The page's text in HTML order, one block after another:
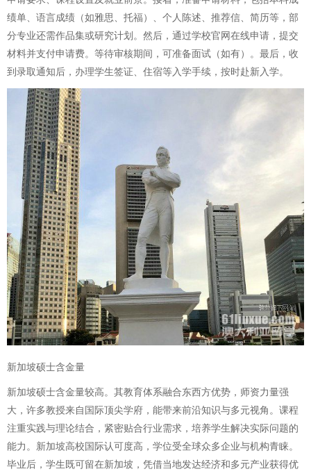
绩单、语言成绩（如雅思、托福）、个人陈述、推荐信、简历等，部
分专业还需作品集或研究计划。然后，通过学校官网在线申请，提交
材料并支付申请费。等待审核期间，可准备面试（如有）。最后，收
到录取通知后，办理学生签证、住宿等入学手续，按时赴新入学。
新加坡硕士含金量
新加坡硕士含金量较高。其教育体系融合东西方优势，师资力量强
大，许多教授来自国际顶尖学府，能带来前沿知识与多元视角。课程
注重实践与理论结合，紧密贴合行业需求，培养学生解决实际问题的
能力。新加坡高校国际认可度高，学位受全球众多企业与机构青睐。
毕业后，学生既可留在新加坡，凭借当地发达经济和多元产业获得优